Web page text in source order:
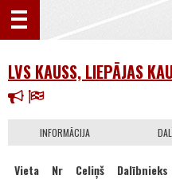
LVS KAUSS, LIEPĀJAS
INFORMĀCIJA
Vieta Nr Celiņš Dalībnieks